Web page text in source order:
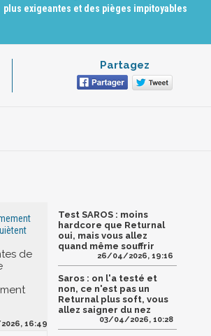
plus exigeantes et des pièges impitoyables
Partagez
de
16:49
Test SAROS : moins
hardcore que Returnal
oui, mais vous allez
quand même souffrir
26/04/2026, 19:16
Saros : on l'a testé et
non, ce n'est pas un
Returnal plus soft, vous
allez saigner du nez
03/04/2026, 10:28